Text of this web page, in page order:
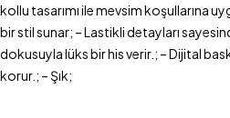
kollu tasarımı ile mevsim koşullarına
bir stil sunar; – Lastikli detayları
dokusuyla lüks bir his verir.; – Dijital
korur.; – Şık;